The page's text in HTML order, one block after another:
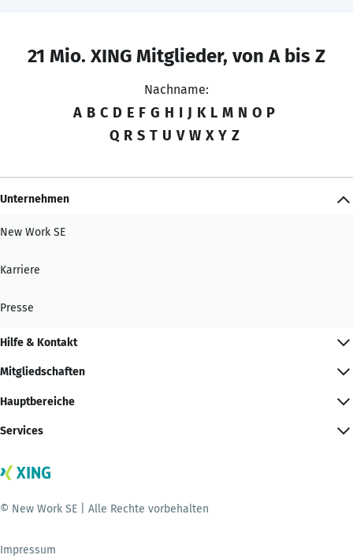
21 Mio. XING Mitglieder, von A bis Z
Nachname:
A B C D E F G H I J K L M N O P
Q R S T U V W X Y Z
Unternehmen
New Work SE
Karriere
Presse
Hilfe & Kontakt
Mitgliedschaften
Hauptbereiche
Services
© New Work SE | Alle Rechte vorbehalten
Impressum